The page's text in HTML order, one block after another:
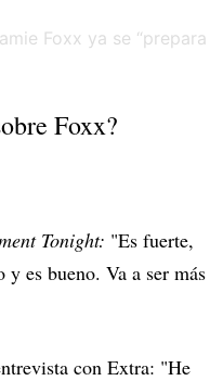
Foxx?
Tonight: "Es fuerte,
es bueno. Va a ser más
con Extra: "He